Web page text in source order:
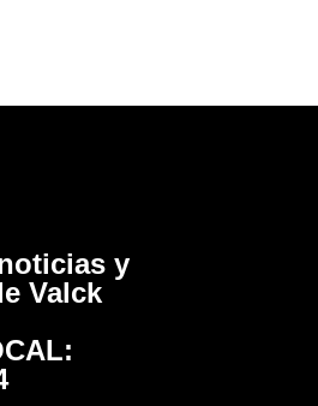
y
Valck